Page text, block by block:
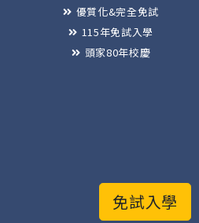
免試入學
優質化&完全免試
115年免試入學
頭家80年校慶